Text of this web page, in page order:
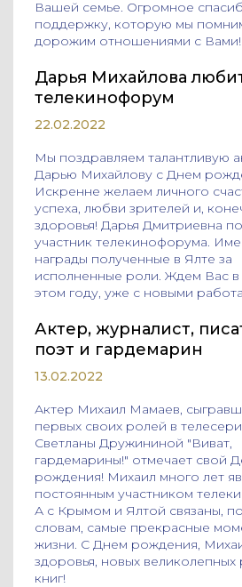
Вашей семье. Огромное
поддержку, которую мы
дорожим отношениями с Вами!
Дарья Михайлова
телекинофорум
22.02.2022
Мы поздравляем талантливую
Дарью Михайлову с Днем
Искренне желаем личного
успеха, любви зрителей и,
здоровья! Дарья Дмитриевна
участник телекинофорума.
награды полученные в Ялте за
исполненные роли. Ждем Вас
этом году, уже с новыми
Актер, журналист,
поэт и гардемарин
13.02.2022
Актер Михаил Мамаев,
первых своих ролей в
Светланы Дружининой "Виват,
гардемарины!" отмечает свой
рождения! Михаил много лет
постоянным участником
А с Крымом и Ялтой связаны,
словам, самые прекрасные
жизни. С Днем рождения,
здоровья, новых великолепных
книг!